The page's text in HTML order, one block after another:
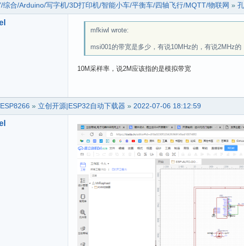
综合/Arduino/写字机/3D打印机/智能小车/平衡车/四轴飞行/MQTT/物联网 »
mfkiwl wrote:
msi001的带宽是多少，有说10MHz的，有说2MHz的
10M采样率，说2M应该指的是模拟带宽
» 立创开源|ESP32自动下载器 » 2022-07-06 18:12:59